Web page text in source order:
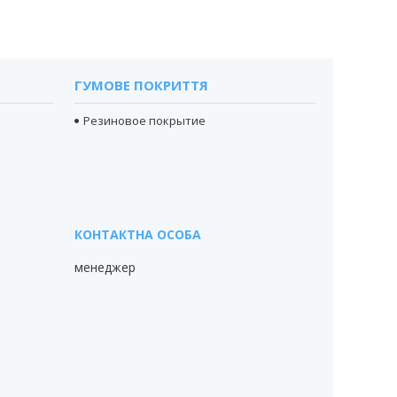
ГУМОВЕ ПОКРИТТЯ
Резиновое покрытие
менеджер